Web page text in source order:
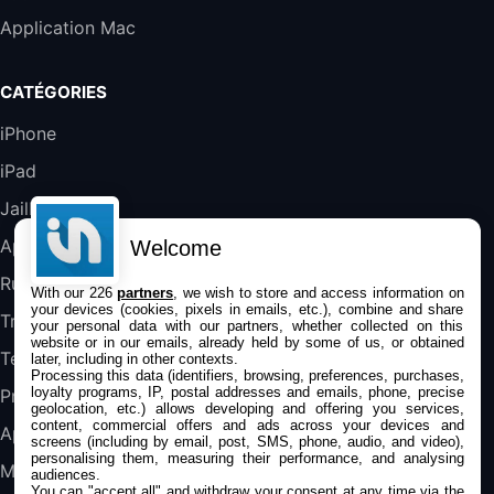
Galaxy S25 FE 6,7\" 5G Nano SIM 128 Go
Blanc
45,98€
Application Mac
CATÉGORIES
iPhone
iPad
Jailbreak
Applications
Rumeurs
Trucs & astuces
Tests
Promos
Apple
Mac
Welcome
With our 226partners , we wish to store and access information on
your devices (cookies, pixels in emails, etc.), combine and share
your personal data with our partners, whether collected on this
website or in our emails, already held by some of us, or obtained
later, including in other contexts.
Processing this data (identifiers, browsing, preferences, purchases,
loyalty programs, IP, postal addresses and emails, phone, precise
geolocation, etc.) allows developing and offering you services,
content, commercial offers and ads across your devices and
screens (including by email, post, SMS, phone, audio, and video),
personalising them, measuring their performance, and analysing
audiences.
You can "accept all" and withdraw your consent at any time via the